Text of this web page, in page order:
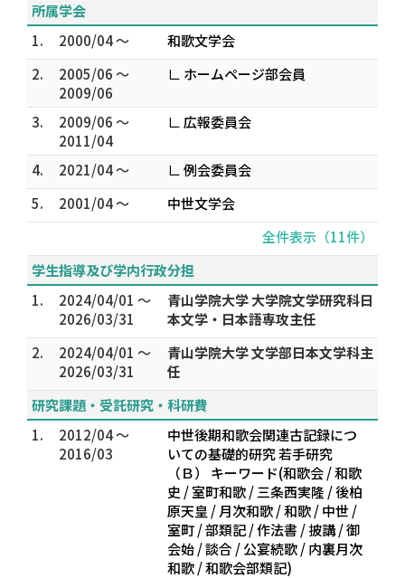
所属学会
1.
2000/04 ～
和歌文学会
2.
2005/06 ～
2009/06
∟ ホームページ部会員
3.
2009/06 ～
2011/04
∟ 広報委員会
4. 2021/04 ～
∟ 例会委員会
5.
2001/04 ～
中世文学会
全件表示（11件）
学生指導及び学内行政分担
1.
2024/04/01 ～
2026/03/31
青山学院大学 大学院文学研究科日
本文学・日本語専攻主任
2.
2024/04/01 ～
2026/03/31
青山学院大学 文学部日本文学科主
任
研究課題・受託研究・科研費
1.
2012/04 ～
2016/03
中世後期和歌会関連古記録につ
いての基礎的研究 若手研究
（Ｂ） キーワード(和歌会 / 和歌
史 / 室町和歌 / 三条西実隆 / 後柏
原天皇 / 月次和歌 / 和歌 / 中世 /
室町 / 部類記 / 作法書 / 披講 / 御
会始 / 談合 / 公宴続歌 / 内裏月次
和歌 / 和歌会部類記)